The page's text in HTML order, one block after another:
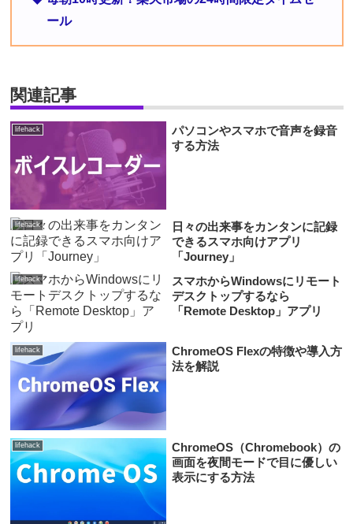
ール
関連記事
lifehack
パソコンやスマホで音声を録音
する方法
lifehack
日々の出来事をカンタンに記録
できるスマホ向けアプリ
「Journey」
lifehack
スマホからWindowsにリモート
デスクトップするなら
「Remote Desktop」アプリ
lifehack
ChromeOS Flexの特徴や導入方
法を解説
lifehack
ChromeOS（Chromebook）の
画面を夜間モードで目に優しい
表示にする方法